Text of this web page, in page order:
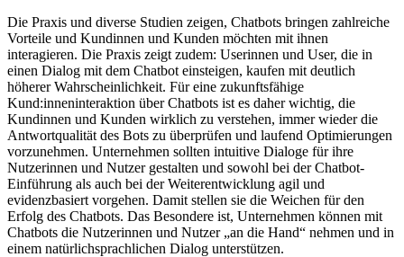
Die Praxis und diverse Studien zeigen, Chatbots bringen zahlreiche
Vorteile und Kundinnen und Kunden möchten mit ihnen
interagieren. Die Praxis zeigt zudem: Userinnen und User, die in
einen Dialog mit dem Chatbot einsteigen, kaufen mit deutlich
höherer Wahrscheinlichkeit. Für eine zukunftsfähige
Kund:inneninteraktion über Chatbots ist es daher wichtig, die
Kundinnen und Kunden wirklich zu verstehen, immer wieder die
Antwortqualität des Bots zu überprüfen und laufend Optimierungen
vorzunehmen. Unternehmen sollten intuitive Dialoge für ihre
Nutzerinnen und Nutzer gestalten und sowohl bei der Chatbot-
Einführung als auch bei der Weiterentwicklung agil und
evidenzbasiert vorgehen. Damit stellen sie die Weichen für den
Erfolg des Chatbots. Das Besondere ist, Unternehmen können mit
Chatbots die Nutzerinnen und Nutzer „an die Hand“ nehmen und in
einem natürlichsprachlichen Dialog unterstützen.